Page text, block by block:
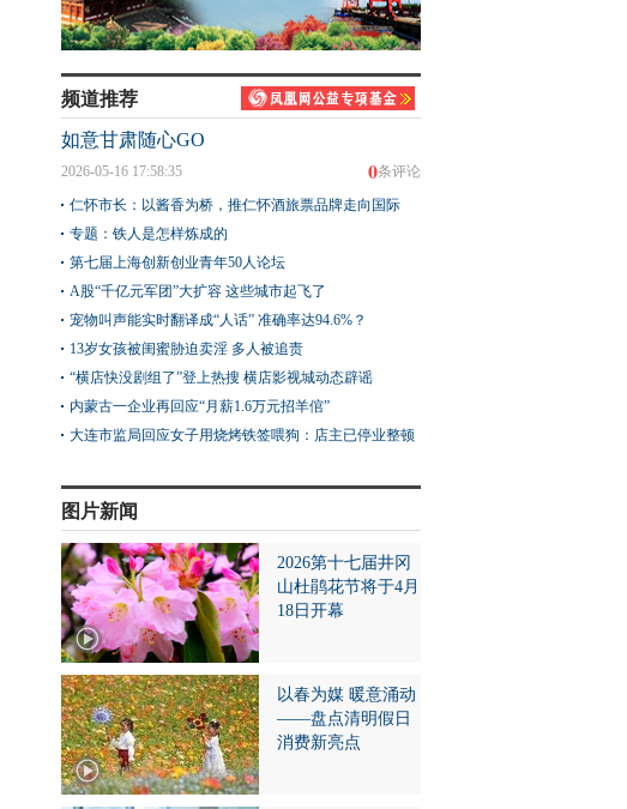
频道推荐
如意甘肃随心GO
0条评论
2026-05-16 17:58:35
仁怀市长：以酱香为桥，推仁怀酒旅票品牌走向国际
专题：铁人是怎样炼成的
第七届上海创新创业青年50人论坛
A股“千亿元军团”大扩容 这些城市起飞了
宠物叫声能实时翻译成“人话” 准确率达94.6%？
13岁女孩被闺蜜胁迫卖淫 多人被追责
“横店快没剧组了”登上热搜 横店影视城动态辟谣
内蒙古一企业再回应“月薪1.6万元招羊倌”
大连市监局回应女子用烧烤铁签喂狗：店主已停业整顿
图片新闻
2026第十七届井冈
山杜鹃花节将于4月
18日开幕
以春为媒 暖意涌动
——盘点清明假日
消费新亮点